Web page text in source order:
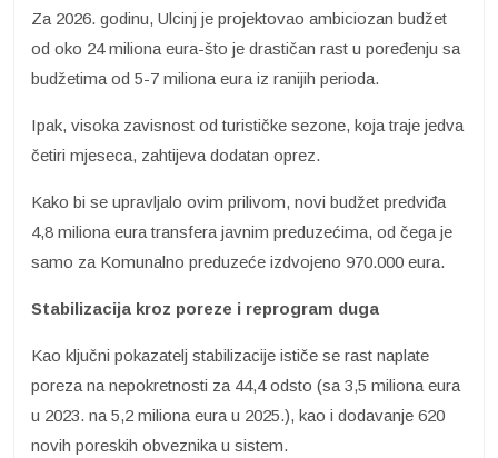
Za 2026. godinu, Ulcinj je projektovao ambiciozan budžet
od oko 24 miliona eura-što je drastičan rast u poređenju sa
budžetima od 5-7 miliona eura iz ranijih perioda.
Ipak, visoka zavisnost od turističke sezone, koja traje jedva
četiri mjeseca, zahtijeva dodatan oprez.
Kako bi se upravljalo ovim prilivom, novi budžet predviđa
4,8 miliona eura transfera javnim preduzećima, od čega je
samo za Komunalno preduzeće izdvojeno 970.000 eura.
Stabilizacija kroz poreze i reprogram duga
Kao ključni pokazatelj stabilizacije ističe se rast naplate
poreza na nepokretnosti za 44,4 odsto (sa 3,5 miliona eura
u 2023. na 5,2 miliona eura u 2025.), kao i dodavanje 620
novih poreskih obveznika u sistem.